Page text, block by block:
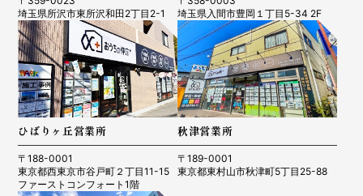
埼玉県所沢市東所沢和田2丁目2-1
埼玉県入間市豊岡１丁目5-34 2F
ひばりヶ丘営業所
〒188-0001
東京都西東京市谷戸町２丁目11-15
ファーストコンフォート1階
秋津営業所
〒189-0001
東京都東村山市秋津町5丁目25-88